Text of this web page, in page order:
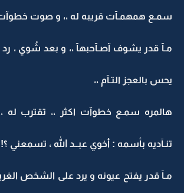
سمـع همهمـآت قريبه له ،، و صوت
مـآ قدر يشوف آصـآحبهآ ،، و بعد شُوي ،
يحس بالعجز التـآم ،،
هالمره سمـع خطوآت اكثر ،، تقترب له
تنـآديه بأسمه : أخوي عبــد الله ، تسمعني ؟!
مـآ قدر يفتح عيونه و يرد على الشخص